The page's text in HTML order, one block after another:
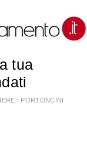
tua
I PORTONCINI